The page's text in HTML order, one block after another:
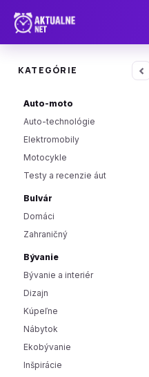
KATEGÓRIE ‹
Auto-moto
Auto-technológie
Elektromobily
Motocykle
Testy a recenzie áut
Bulvár
Domáci
Zahraničný
Bývanie
Bývanie a interiér
Dizajn
Kúpeľne
Nábytok
Ekobývanie
Inšpirácie